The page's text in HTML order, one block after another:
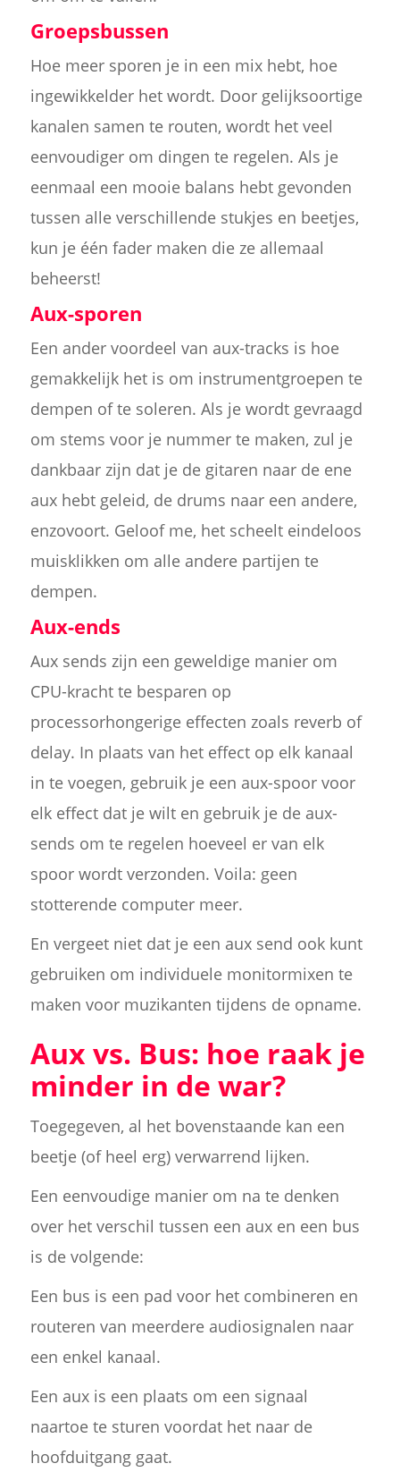
Groepsbussen
Hoe meer sporen je in een mix hebt, hoe
ingewikkelder het wordt. Door gelijksoortige
kanalen samen te routen, wordt het veel
eenvoudiger om dingen te regelen. Als je
eenmaal een mooie balans hebt gevonden
tussen alle verschillende stukjes en beetjes,
kun je één fader maken die ze allemaal
beheerst!
Aux-sporen
Een ander voordeel van aux-tracks is hoe
gemakkelijk het is om instrumentgroepen te
dempen of te soleren. Als je wordt gevraagd
om stems voor je nummer te maken, zul je
dankbaar zijn dat je de gitaren naar de ene
aux hebt geleid, de drums naar een andere,
enzovoort. Geloof me, het scheelt eindeloos
muisklikken om alle andere partijen te
dempen.
Aux-ends
Aux sends zijn een geweldige manier om
CPU-kracht te besparen op
processorhongerige effecten zoals reverb of
delay. In plaats van het effect op elk kanaal
in te voegen, gebruik je een aux-spoor voor
elk effect dat je wilt en gebruik je de aux-
sends om te regelen hoeveel er van elk
spoor wordt verzonden. Voila: geen
stotterende computer meer.
En vergeet niet dat je een aux send ook kunt
gebruiken om individuele monitormixen te
maken voor muzikanten tijdens de opname.
Aux vs. Bus: hoe raak je
minder in de war?
Toegegeven, al het bovenstaande kan een
beetje (of heel erg) verwarrend lijken.
Een eenvoudige manier om na te denken
over het verschil tussen een aux en een bus
is de volgende:
Een bus is een pad voor het combineren en
routeren van meerdere audiosignalen naar
een enkel kanaal.
Een aux is een plaats om een signaal
naartoe te sturen voordat het naar de
hoofduitgang gaat.